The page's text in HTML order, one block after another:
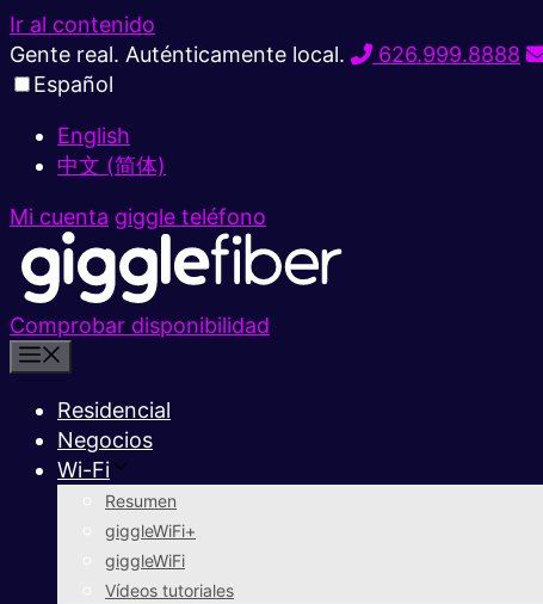
Ir al contenido
Gente real. Auténticamente local.
626.999.8888
Español
English
中文 (简体)
Mi cuenta giggle teléfono
Comprobar disponibilidad
Residencial
Negocios
Wi-Fi
Resumen
giggleWiFi+
giggleWiFi
Vídeos tutoriales